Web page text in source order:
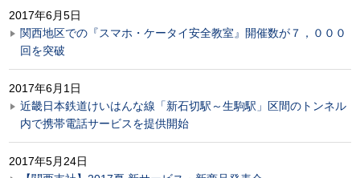
2017年6月5日
関西地区での『スマホ・ケータイ安全教室』開催数が７，０００
回を突破
2017年6月1日
近畿日本鉄道けいはんな線「新石切駅～生駒駅」区間のトンネル
内で携帯電話サービスを提供開始
2017年5月24日